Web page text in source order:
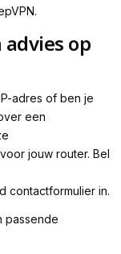
op
adres of ben je
een
jouw router. Bel
contactformulier in.
passende